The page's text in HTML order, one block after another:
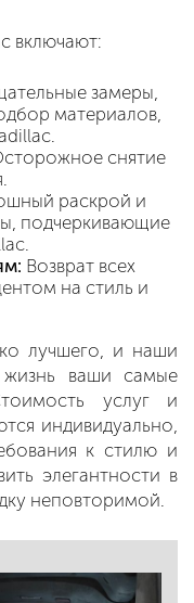
включают:
замеры,
материалов,
снятие
раскрой и
подчеркивающие
Возврат всех
на стиль и
лучшего, и наши
жизнь ваши самые
услуг и
индивидуально,
к стилю и
элегантности в
неповторимой.